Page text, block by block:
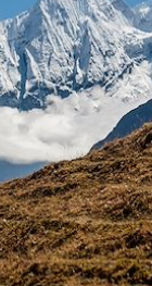
sans cesse
à 5416m, les
de l’Himalaya"),
somptueux
sud du plus
aussi des